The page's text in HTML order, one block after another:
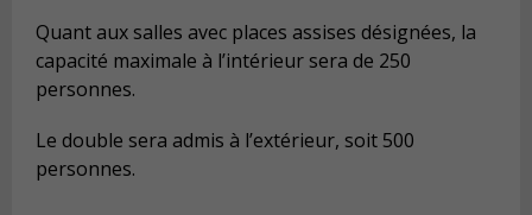
Quant aux salles avec places assises désignées, la
capacité maximale à l’intérieur sera de 250
personnes.
Le double sera admis à l’extérieur, soit 500
personnes.